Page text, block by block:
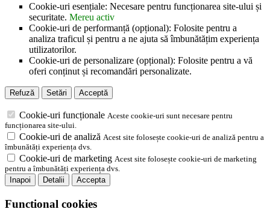
Cookie-uri esențiale: Necesare pentru funcționarea site-ului și
securitate. Mereu activ
Cookie-uri de performanță (opțional): Folosite pentru a
analiza traficul și pentru a ne ajuta să îmbunătățim experiența
utilizatorilor.
Cookie-uri de personalizare (opțional): Folosite pentru a vă
oferi conținut și recomandări personalizate.
Refuză Setări Acceptă
Cookie-uri funcționale Aceste cookie-uri sunt necesare pentru
funcționarea site-ului.
Cookie-uri de analiză Acest site folosește cookie-uri de analiză pentru a
îmbunătăți experiența dvs.
Cookie-uri de marketing Acest site folosește cookie-uri de marketing
pentru a îmbunătăți experiența dvs.
Inapoi
Detalii Accepta
Functional cookies